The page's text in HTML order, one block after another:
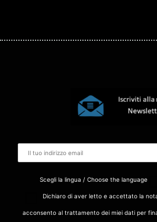
Scegli la lingua / Choose the language
Dichiaro di aver letto e accettato la
acconsento al trattamento dei miei dati per